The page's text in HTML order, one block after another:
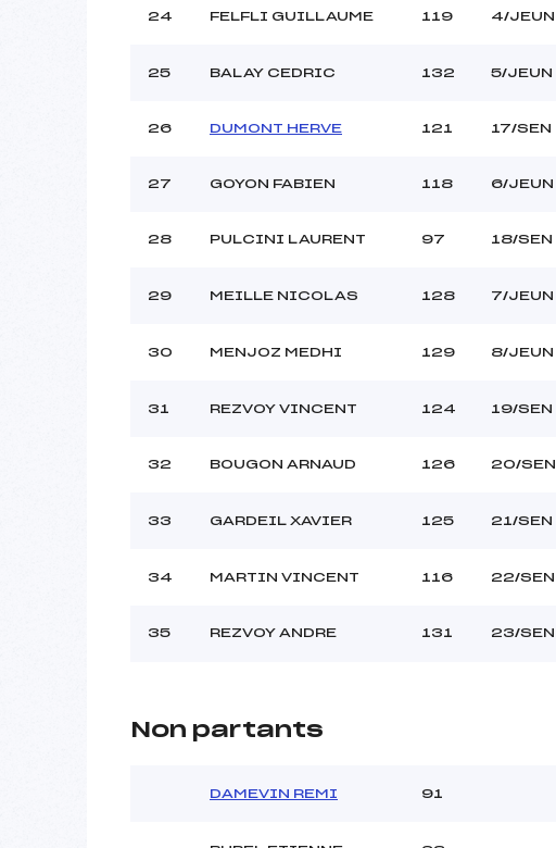
24 FELFLI GUILLAUME 119 4/JEUN
25 BALAY CEDRIC 132 5/JEUN
26 DUMONT HERVE 121 17/SEN
27 GOYON FABIEN 118 6/JEUN
28 PULCINI LAURENT 97 18/SEN
29 MEILLE NICOLAS 128 7/JEUN
30 MENJOZ MEDHI 129 8/JEUN
31 REZVOY VINCENT 124 19/SEN
32 BOUGON ARNAUD 126 20/SEN
33 GARDEIL XAVIER 125 21/SEN
34 MARTIN VINCENT 116 22/SEN
35 REZVOY ANDRE 131 23/SEN
Non partants
DAMEVIN REMI 91